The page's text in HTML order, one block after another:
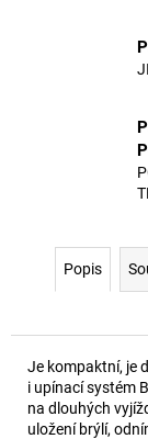
Popis
Je kompaktní, je
i upínací systém
na dlouhých
uložení brýlí,